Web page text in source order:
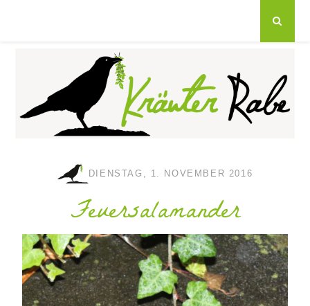
DIENSTAG, 1. NOVEMBER 2016
Feuersalamander